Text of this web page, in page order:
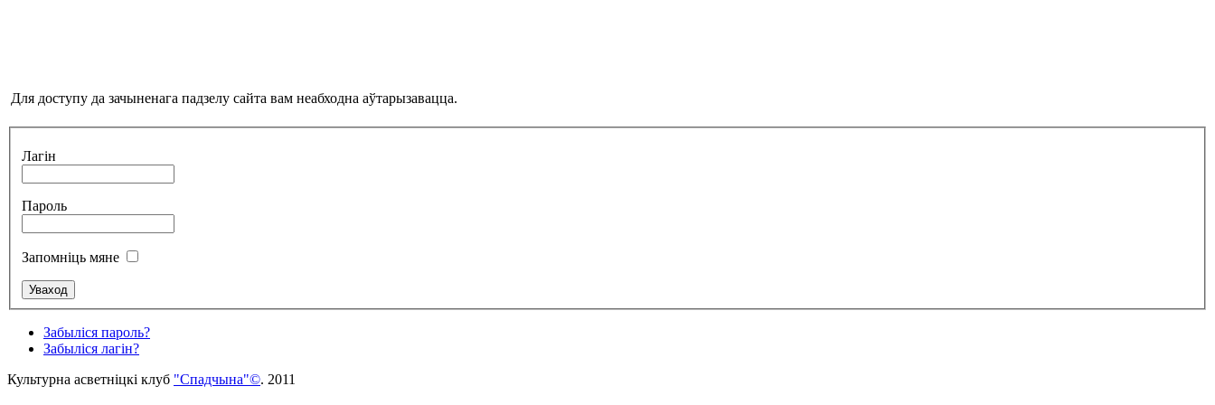
Для доступу да зачыненага падзелу сайта вам неабходна аўтарызавацца.
Лагін
Пароль
Запомніць мяне
Забыліся пароль?
Забыліся лагін?
Культурна асветнiцкi клуб "Спадчына"©. 2011